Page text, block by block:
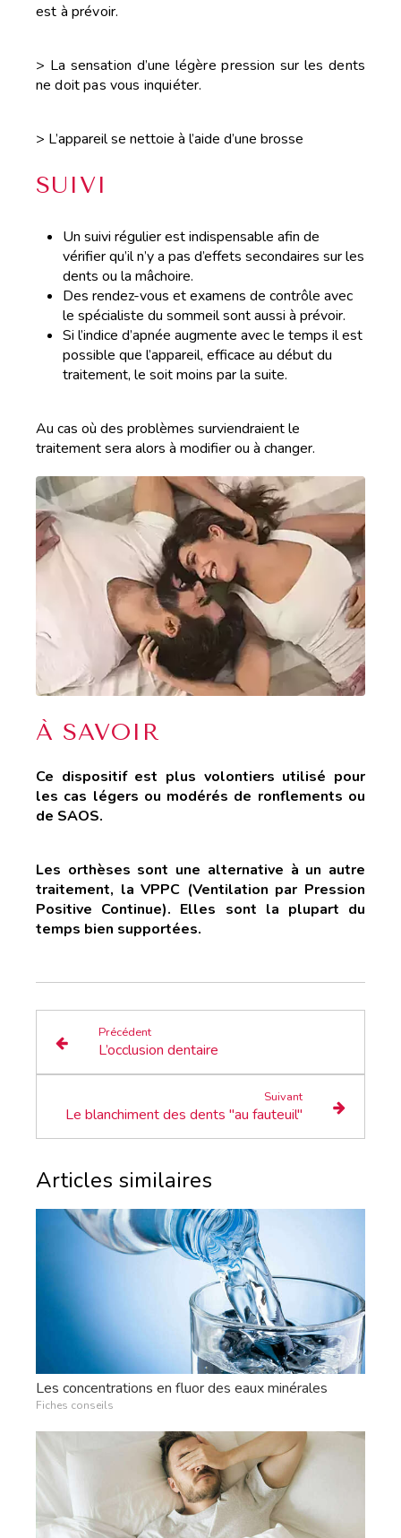
est à prévoir.
> La sensation d’une légère pression sur les dents
ne doitpas vous inquiéter.
> L’appareil se nettoie à l’aide d’une brosse
SUIVI
Un suivi régulier est indispensable afin de
vérifier qu’il n’y a pas d’effets secondaires sur les
dents ou la mâchoire.
Des rendez-vous et examens de contrôle avec
le spécialiste du sommeil sont aussi à prévoir.
Si l’indice d’apnée augmente avec le temps il est
possible que l’appareil, efficace au début du
traitement, le soit moins par la suite.
Au cas où des problèmes surviendraient le
traitement sera alors à modifier ou à changer.
À SAVOIR
Ce dispositif est plus volontiers utilisé pour
les cas légers ou modérés de ronflements ou
de SAOS.
Les orthèses sont une alternative à un autre
traitement, la VPPC (Ventilation par Pression
Positive Continue). Elles sont la plupart du
temps bien supportées.
Précédent
L’occlusion dentaire
Suivant
Le blanchiment des dents "au fauteuil"
Articles similaires
Les concentrations en fluor des eaux minérales
Fiches conseils